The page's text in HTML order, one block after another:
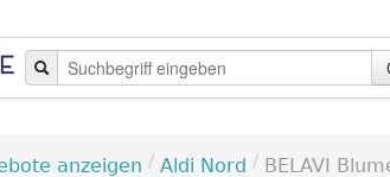
anzeigen / Aldi Nord / BELAVI